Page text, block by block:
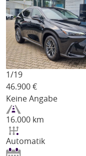
1/19
46.900 €
Keine Angabe
16.000 km
Automatik